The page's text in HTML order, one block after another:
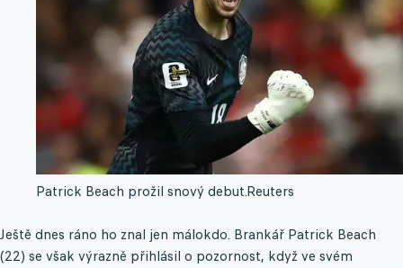
Patrick Beach prožil snový debut.Reuters
Ještě dnes ráno ho znal jen málokdo. Brankář Patrick Beach
(22) se však výrazně přihlásil o pozornost, když ve svém